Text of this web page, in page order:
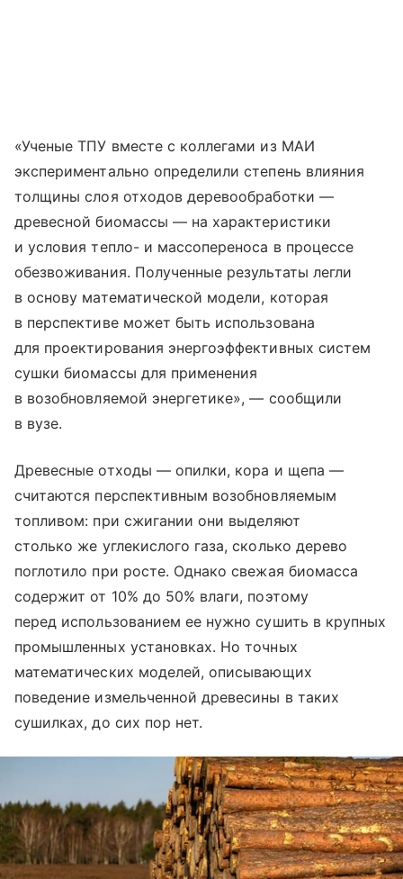
«Ученые ТПУ вместе с коллегами из МАИ
экспериментально определили степень влияния
толщины слоя отходов деревообработки —
древесной биомассы — на характеристики
и условия тепло- и массопереноса в процессе
обезвоживания. Полученные результаты легли
в основу математической модели, которая
в перспективе может быть использована
для проектирования энергоэффективных систем
сушки биомассы для применения
в возобновляемой энергетике», — сообщили
в вузе.
Древесные отходы — опилки, кора и щепа —
считаются перспективным возобновляемым
топливом: при сжигании они выделяют
столько же углекислого газа, сколько дерево
поглотило при росте. Однако свежая биомасса
содержит от 10% до 50% влаги, поэтому
перед использованием ее нужно сушить в крупных
промышленных установках. Но точных
математических моделей, описывающих
поведение измельченной древесины в таких
сушилках, до сих пор нет.